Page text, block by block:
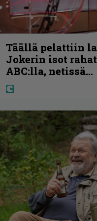
Täällä pelattiin
Jokerin isot
ABC:lla, netissä…